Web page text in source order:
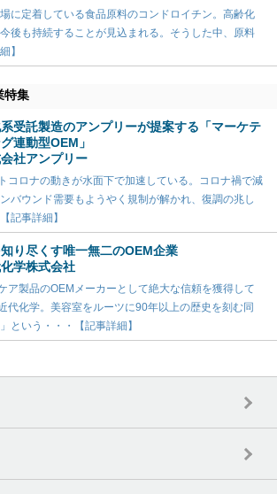
に定着している食品原料のコンドロイチン。高齢化
後も持続することが見込まれる。そうした中、原料
】
特集
受託製造のアンプリーが提案する「マーケテ
連動型OEM」
社アンプリー
コロナの動きが水面下で加速している。コロナ禍で減
バウンド需要もようやく規制が解かれ、復調の兆し
記事詳細】
り尽くす唯一無二のOEM企業
学株式会社
ア製品のOEMメーカーとして絶大な信頼を獲得して
代化学。美容室をルーツに90年以上の歴史を刻む同
という・・・【記事詳細】